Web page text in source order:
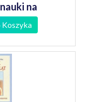
na
w latach
Koszyka